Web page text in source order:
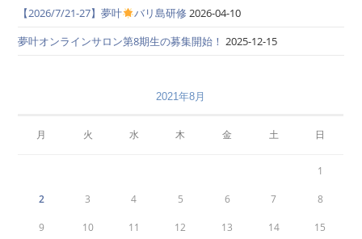
【2026/7/21-27】夢叶
バリ島研修2026-04-10
夢叶オンラインサロン第8期生の募集開始！ 2025-12-15
2021年8月
月 火 水 木 金 土 日
1
2 3 4 5 6 7 8
9 10 11 12 13 14 15